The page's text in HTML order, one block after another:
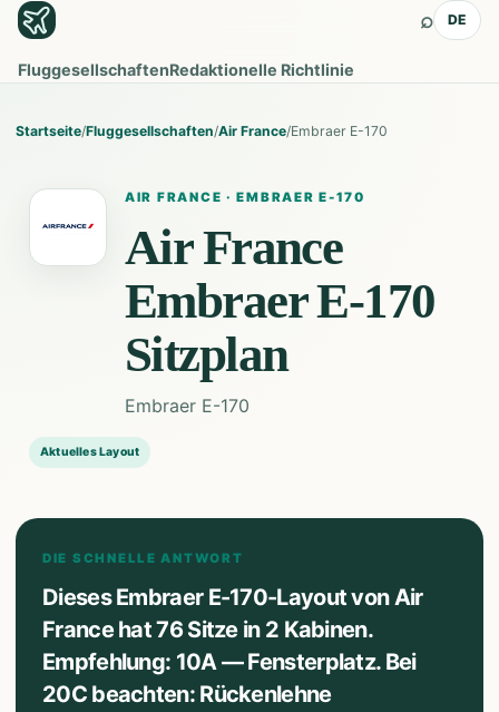
FluggesellschaftenRedaktionelle Richtlinie
⌕ DE
Startseite/Fluggesellschaften/Air France/Embraer E-170
AIR FRANCE ·EMBRAER E-170
Air France
Embraer E-170
Sitzplan
Embraer E-170
Aktuelles Layout
DIE SCHNELLE ANTWORT
Dieses Embraer E-170-Layout von Air
France hat 76 Sitze in 2 Kabinen.
Empfehlung: 10A — Fensterplatz. Bei
20C beachten: Rückenlehne